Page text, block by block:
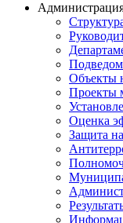
Объекты
Проекты
Оценка
Защита